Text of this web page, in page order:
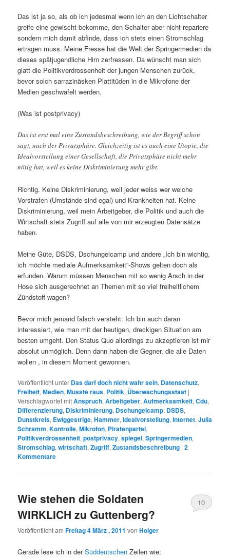
Das ist ja so, als ob ich jedesmal wenn ich an den Lichtschalter
greife eine gewischt bekomme, den Schalter aber nicht repariere
sondern mich damit abfinde, dass ich stets einen Stromschlag
ertragen muss. Meine Fresse hat die Welt der Springermedien da
dieses spätjugendliche Hirn zerfressen. Da wünscht man sich
glatt die Politikverdrossenheit der jungen Menschen zurück,
bevor solch sarrazinäsken Plattitüden in die Mikrofone der
Medien geschwafelt werden.
(Was ist postprivacy)
Das ist erst mal eine Zustandsbeschreibung, wie der Begriff schon
sagt, nach der Privatsphäre. Gleichzeitig ist es auch eine Utopie, die
Idealvorstellung einer Gesellschaft, die Privatsphäre nicht mehr
nötig hat, weil es keine Diskriminierung mehr gibt.
Richtig. Keine Diskriminierung, weil jeder weiss wer welche
Vorstrafen (Umstände sind egal) und Krankheiten hat. Keine
Diskriminierung, weil mein Arbeitgeber, die Politik und auch die
Wirtschaft stets Zugriff auf alle von mir erzeugten Datensätze
haben.
Meine Güte, DSDS, Dschungelcamp und andere „Ich bin wichtig,
ich möchte mediale Aufmerksamkeit“-Shows gelten doch als
erfunden. Warum müssen Menschen mit so wenig Arsch in der
Hose sich ausgerechnet an Themen mit so viel freiheitlichem
Zündstoff wagen?
Bevor mich jemand falsch versteht: Ich bin auch daran
interessiert, wie man mit der heutigen, dreckigen Situation am
besten umgeht. Den Status Quo allerdings zu akzeptieren ist mir
absolut unmöglich. Denn dann haben die Gegner, die alle Daten
wollen , in diesem Moment gewonnen.
Veröffentlicht unter Das darf doch nicht wahr sein, Datenschutz,
Freiheit,Medien,Musste raus, Politik, Überwachungsstaat |
Verschlagwortet mitAnspruch,Arbeitgeber,Aufmerksamkeit,Cdu,
Differenzierung, Diskriminierung, Dschungelcamp, DSDS,
Dunstkreis, Ewiggestrige,Hammer,Idealvorstellung,Internet,Julia
Schramm,Kontrolle,Mikrofon, Piratenpartei,
Politikverdrossenheit,postprivacy,spiegel,Springermedien,
Stromschlag,wirtschaft,Zugriff,Zustandsbeschreibung |2
Kommentare
Wie stehen die Soldaten
WIRKLICH zu Guttenberg?
Veröffentlicht amFreitag 4 März , 2011 vonHolger
10
Gerade lese ich in derSüddeutschen Zeilen wie: